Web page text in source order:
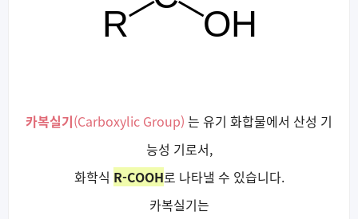
카복실기(Carboxylic Group) 는 유기 화합물에서 산성 기
능성 기로서,
화학식 R-COOH로 나타낼 수 있습니다.
카복실기는